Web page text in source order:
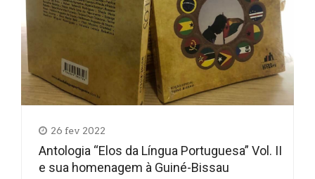
26 fev 2022
Antologia “Elos da Língua Portuguesa” Vol. II
e sua homenagem à Guiné-Bissau